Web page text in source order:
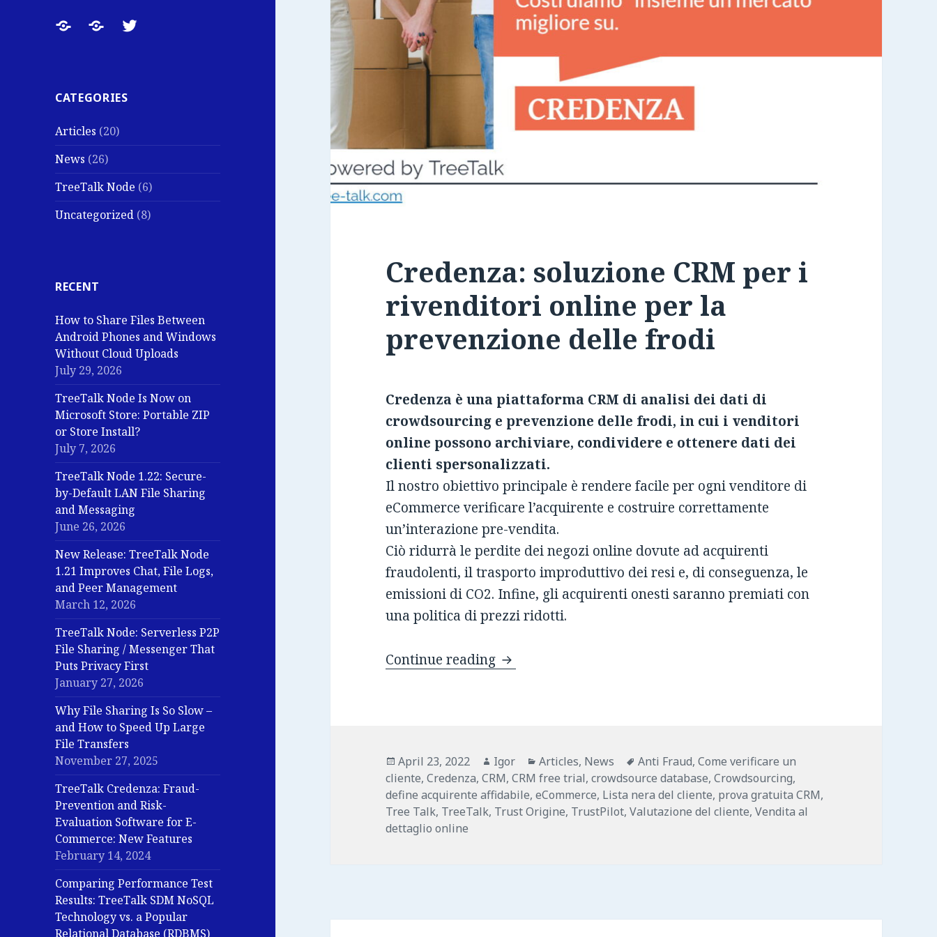
TreeTalk
Updates,
Tests
and
Company
Notes
TreeTalkTreeTalk
CATEGORIES
Articles (20)
News (26)
TreeTalk Node (6)
Uncategorized (8)
RECENT
How to Share Files Between
Android Phones and Windows
Without Cloud Uploads
July 29, 2026
TreeTalk Node Is Now on
Microsoft Store: Portable ZIP
or Store Install?
July 7, 2026
TreeTalk Node 1.22: Secure-
by-Default LAN File Sharing
and Messaging
June 26, 2026
New Release: TreeTalk Node
1.21 Improves Chat, File Logs,
and Peer Management
March 12, 2026
TreeTalk Node: Serverless P2P
File Sharing / Messenger That
Puts Privacy First
January 27, 2026
Why File Sharing Is So Slow –
and How to Speed Up Large
File Transfers
November 27, 2025
TreeTalk Credenza: Fraud-
Prevention and Risk-
Evaluation Software for E-
Commerce: New Features
February 14, 2024
Comparing Performance Test
Results: TreeTalk SDM NoSQL
Technology vs. a Popular
Relational Database (RDBMS)
Credenza: soluzione CRM per i
rivenditori online per la
prevenzione delle frodi
Credenza è una piattaforma CRM di analisi dei dati di
crowdsourcing e prevenzione delle frodi, in cui i venditori
online possono archiviare, condividere e ottenere dati dei
clienti spersonalizzati.
Il nostro obiettivo principale è rendere facile per ogni venditore di
eCommerce verificare l’acquirente e costruire correttamente
un’interazione pre-vendita.
Ciò ridurrà le perdite dei negozi online dovute ad acquirenti
fraudolenti, il trasporto improduttivo dei resi e, di conseguenza, le
emissioni di CO2. Infine, gli acquirenti onesti saranno premiati con
una politica di prezzi ridotti.
Continue reading Credenza: soluzione CRM per i rivenditori online per la
Posted
on
April 23, 2022 Author
Igor Categories
Articles, News Tags
Anti Fraud,Come verificare un
cliente,Credenza,CRM,CRM free trial,crowdsource database,Crowdsourcing,
define acquirente affidabile,eCommerce, Lista nera del cliente, prova gratuita CRM,
Tree Talk, TreeTalk, Trust Origine, TrustPilot,Valutazione del cliente,Vendita al
dettaglio online